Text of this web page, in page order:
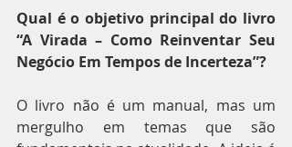
Qual é o objetivo principal do livro
“A Virada – Como Reinventar Seu
Negócio Em Tempos de Incerteza”?
O livro não é um manual, mas um
mergulho em temas que são